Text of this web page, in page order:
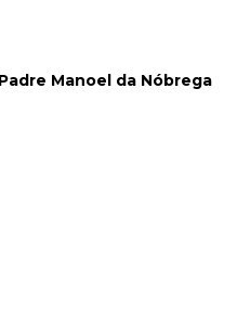
Manoel da Nóbrega